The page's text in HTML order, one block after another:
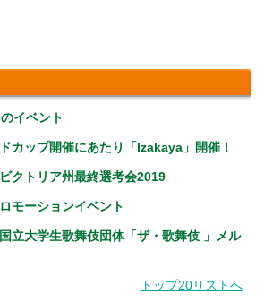
イベント
カップ開催にあたり「Izakaya」開催！
クトリア州最終選考会2019
モーションイベント
立大学生歌舞伎団体「ザ・歌舞伎 」メル
トップ20リストへ